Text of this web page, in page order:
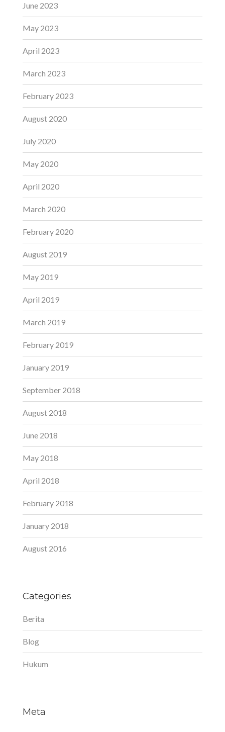
June 2023
May 2023
April 2023
March 2023
February 2023
August 2020
July 2020
May 2020
April 2020
March 2020
February 2020
August 2019
May 2019
April 2019
March 2019
February 2019
January 2019
September 2018
August 2018
June 2018
May 2018
April 2018
February 2018
January 2018
August 2016
Categories
Berita
Blog
Hukum
Meta